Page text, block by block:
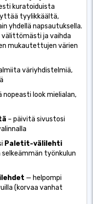
kuratoiduista
tyylikkäältä,
yhdellä napsautuksella.
ja vaihda
mukautettujen värien
väriyhdistelmiä,
nopeasti look mielialan,
– päivitä sivustosi
Paletit-välilehti
työnkulun
— helpompi
(korvaa vanhat